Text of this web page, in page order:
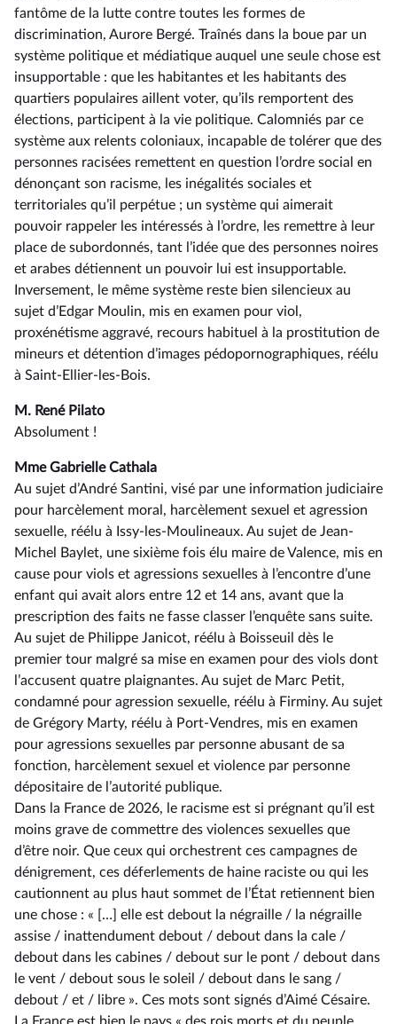
fantôme de la lutte contre toutes les formes de
discrimination, Aurore Bergé. Traînés dans la boue par un
système politique et médiatique auquel une seule chose est
insupportable : que les habitantes et les habitants des
quartiers populaires aillent voter, qu’ils remportent des
élections, participent à la vie politique. Calomniés par ce
système aux relents coloniaux, incapable de tolérer que des
personnes racisées remettent en question l’ordre social en
dénonçant son racisme, les inégalités sociales et
territoriales qu’il perpétue ; un système qui aimerait
pouvoir rappeler les intéressés à l’ordre, les remettre à leur
place de subordonnés, tant l’idée que des personnes noires
et arabes détiennent un pouvoir lui est insupportable.
Inversement, le même système reste bien silencieux au
sujet d’Edgar Moulin, mis en examen pour viol,
proxénétisme aggravé, recours habituel à la prostitution de
mineurs et détention d’images pédopornographiques, réélu
à Saint-Ellier-les-Bois.
M. René Pilato
Absolument !
Mme Gabrielle Cathala
Au sujet d’André Santini, visé par une information judiciaire
pour harcèlement moral, harcèlement sexuel et agression
sexuelle, réélu à Issy-les-Moulineaux. Au sujet de Jean-
Michel Baylet, une sixième fois élu maire de Valence, mis en
cause pour viols et agressions sexuelles à l’encontre d’une
enfant qui avait alors entre 12 et 14 ans, avant que la
prescription des faits ne fasse classer l’enquête sans suite.
Au sujet de Philippe Janicot, réélu à Boisseuil dès le
premier tour malgré sa mise en examen pour des viols dont
l’accusent quatre plaignantes. Au sujet de Marc Petit,
condamné pour agression sexuelle, réélu à Firminy. Au sujet
de Grégory Marty, réélu à Port-Vendres, mis en examen
pour agressions sexuelles par personne abusant de sa
fonction, harcèlement sexuel et violence par personne
dépositaire de l’autorité publique.
Dans la France de 2026, le racisme est si prégnant qu’il est
moins grave de commettre des violences sexuelles que
d’être noir. Que ceux qui orchestrent ces campagnes de
dénigrement, ces déferlements de haine raciste ou qui les
cautionnent au plus haut sommet de l’État retiennent bien
une chose : « […] elle est debout la négraille / la négraille
assise / inattendument debout / debout dans la cale /
debout dans les cabines / debout sur le pont / debout dans
le vent / debout sous le soleil / debout dans le sang /
debout / et / libre ». Ces mots sont signés d’Aimé Césaire.